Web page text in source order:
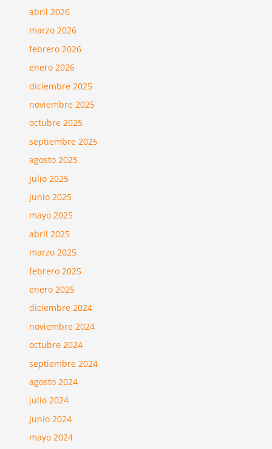
abril 2026
marzo 2026
febrero 2026
enero 2026
diciembre 2025
noviembre 2025
octubre 2025
septiembre 2025
agosto 2025
julio 2025
junio 2025
mayo 2025
abril 2025
marzo 2025
febrero 2025
enero 2025
diciembre 2024
noviembre 2024
octubre 2024
septiembre 2024
agosto 2024
julio 2024
junio 2024
mayo 2024